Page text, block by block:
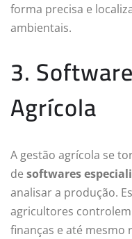
forma precisa e
ambientais.
3.
Agrícola
A gestão agrícola se
de softwares
analisar a produção.
agricultores
finanças e até mesmo